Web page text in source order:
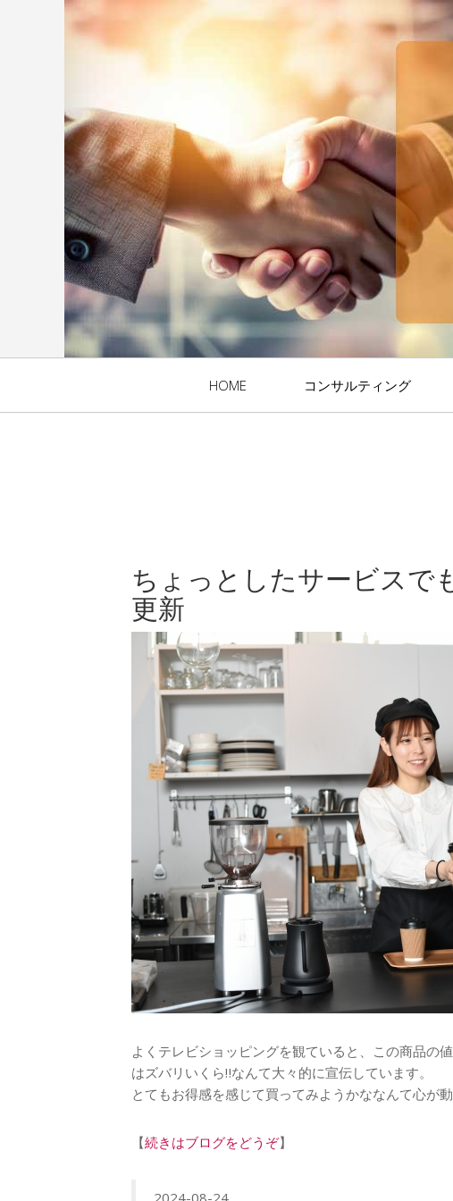
HOME コンサルティング
ちょっとしたサービス
更新
よくテレビショッピングを観ていると、この商品の
はズバリいくら‼️なんて大々的に宣伝しています。
とてもお得感を感じて買ってみようかななんて心が
【続きはブログをどうぞ】
2024-08-24